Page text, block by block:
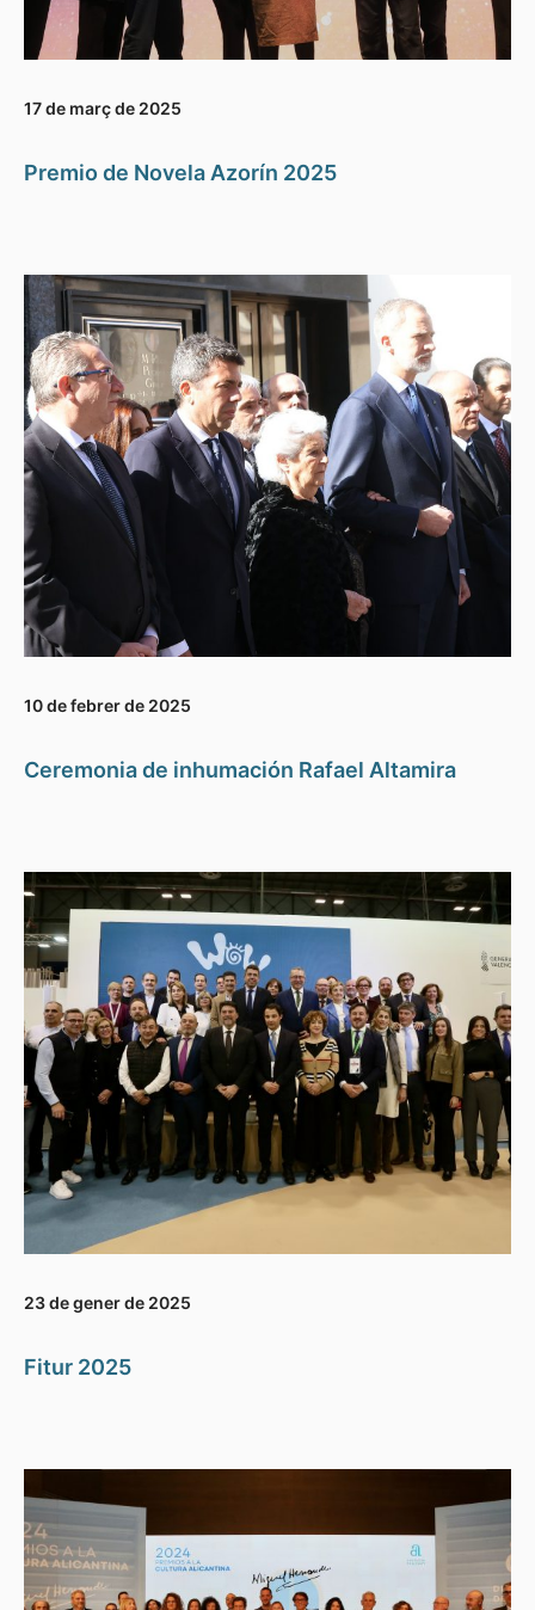
17 de març de 2025
Premio de Novela Azorín 2025
10 de febrer de 2025
Ceremonia de inhumación Rafael Altamira
23 de gener de 2025
Fitur 2025